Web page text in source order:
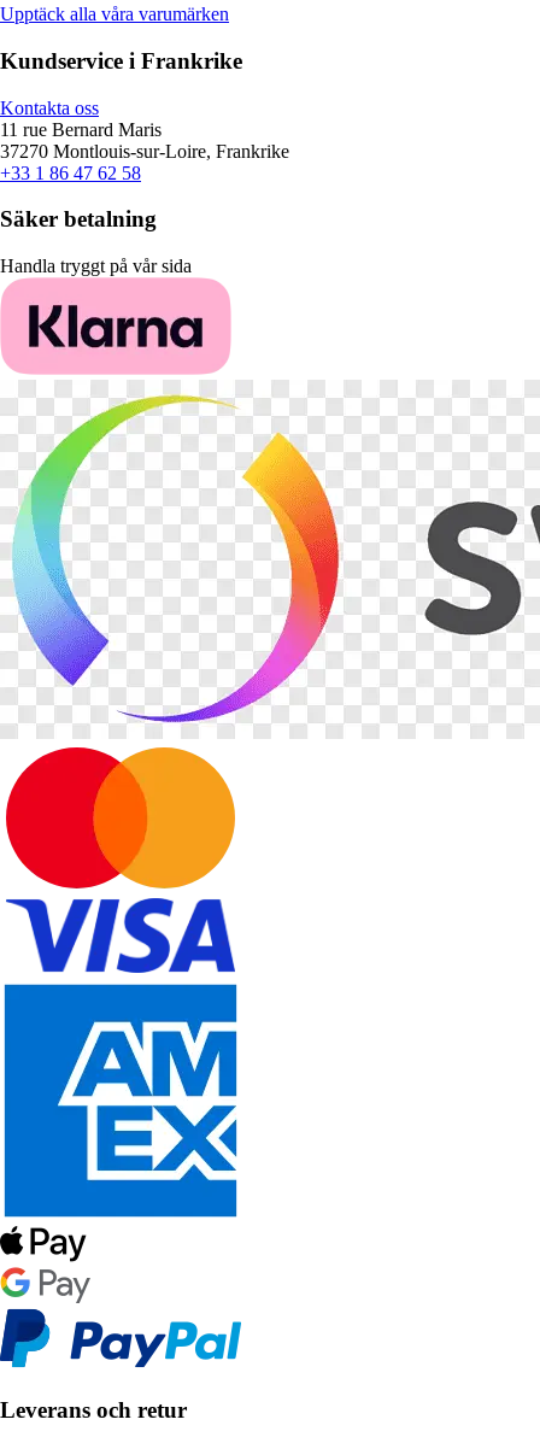
Upptäck alla våra varumärken
Kundservice i Frankrike
Kontakta oss
11 rue Bernard Maris
37270 Montlouis-sur-Loire, Frankrike
+33 1 86 47 62 58
Säker betalning
Handla tryggt på vår sida
Leverans och retur